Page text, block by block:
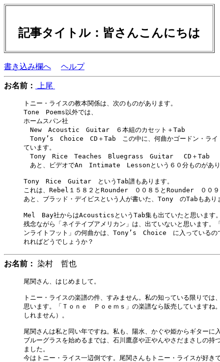
記事タイトル：皆さんこんにちは
書き込み欄へ ヘルプ
お名前： 上尾
トニー・ライスの教本関係は、次のものがあります。
Tone　Poems以外では、
ホームスパン社
New　Acoustic　Guitar　６本組のカセット＋Tab
Tony’s　Choice　CD＋Tab　この中に、何曲かゴードン・ライ
ています。
Tony　Rice　Teaches　Bluegrass　Guitar　 CD＋Tab
あと、ビデオでAn　Intimate　Lessonという６０分ものがあ
Tony　Rice　Guitar　というTab譜もあります。
これは、Rebel１５８２とRounder　００８５とRounder　００
あと、ブラッド・デイビスという人が書いた、Tony　のTabもあり
Mel　Bay社からはAcousticsというTab集も出ていたと思います
残念ながら「ネイテイブアメリカン」は、出ていないと思います。
ンライトフット」の何曲かは、Tony’s　Choice　に入っているの
お名前： 染村 哲也
尾関さん、はじめまして。
トニー・ライスの楽譜の件、すみません。私の知っている限りでは
思います。「Ｔｏｎｅ　Ｐｏｅｍｓ」の楽譜なら販売していますね
しれません）。
尾関さんは私と同い年ですね。私も、陽水、かぐや姫からギターに
ブルーグラスを始めるまでは、石川鷹彦や正やんやさだまさしの持
ました。
今はトニー・ライス一辺倒です。尾関さんもトニー・ライスが好き